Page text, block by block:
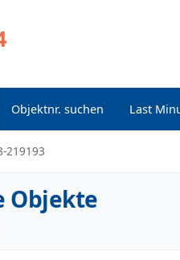
Objektnr. suchen Last
219193
Objekte